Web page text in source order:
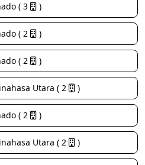
( 3 )
( 2 )
( 2 )
Utara ( 2 )
( 2 )
Utara ( 2 )